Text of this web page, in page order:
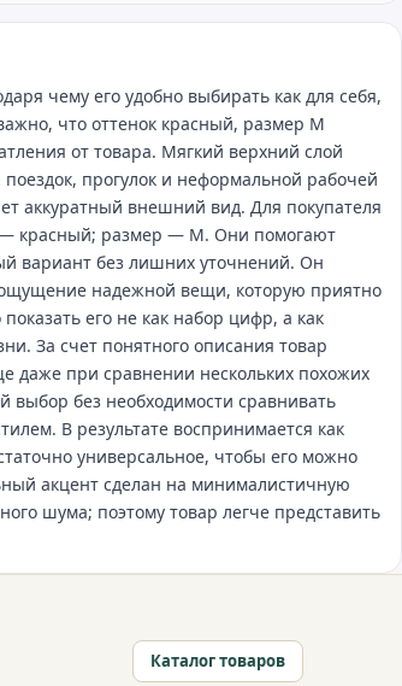
чему его удобно выбирать как для себя,
что оттенок красный, размер M
от товара. Мягкий верхний слой
прогулок и неформальной рабочей
аккуратный внешний вид. Для покупателя
— красный; размер — M. Они помогают
вариант без лишних уточнений. Он
надежной вещи, которую приятно
его не как набор цифр, а как
За счет понятного описания товар
даже при сравнении нескольких похожих
выбор без необходимости сравнивать
В результате воспринимается как
универсальное, чтобы его можно
акцент сделан на минималистичную
шума; поэтому товар легче представить
Каталог товаров